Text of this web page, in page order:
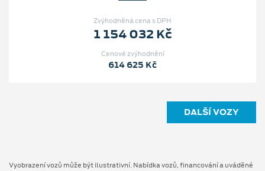
Zvýhodněná cena s DPH
1 154 032 Kč
Cenové zvýhodnění
614 625 Kč
DALŠÍ VOZY
Vyobrazení vozů může být ilustrativní. Nabídka vozů, financování a uváděné